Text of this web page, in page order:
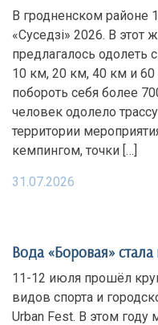
В гродненском
«Суседзi» 2026. В этот
предлагалось
10 км, 20 км, 40 км и
побороть себя более
человек одолело
территории
кемпингом, точки […]
31.07.2026
Вода «Боровая»
11-12 июля прошёл
видов спорта и
Urban Fest. В этом